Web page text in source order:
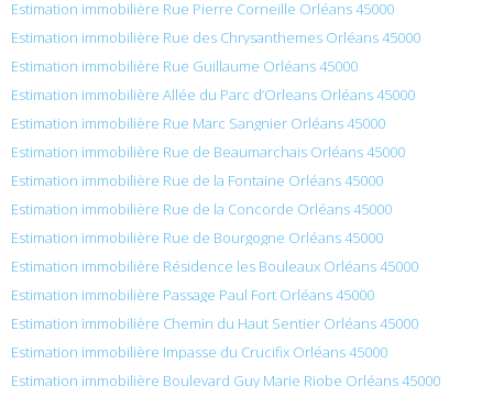
Estimation immobilière Rue Pierre Corneille Orléans 45000
Estimation immobilière Rue des Chrysanthemes Orléans 45000
Estimation immobilière Rue Guillaume Orléans 45000
Estimation immobilière Allée du Parc d’Orleans Orléans 45000
Estimation immobilière Rue Marc Sangnier Orléans 45000
Estimation immobilière Rue de Beaumarchais Orléans 45000
Estimation immobilière Rue de la Fontaine Orléans 45000
Estimation immobilière Rue de la Concorde Orléans 45000
Estimation immobilière Rue de Bourgogne Orléans 45000
Estimation immobilière Résidence les Bouleaux Orléans 45000
Estimation immobilière Passage Paul Fort Orléans 45000
Estimation immobilière Chemin du Haut Sentier Orléans 45000
Estimation immobilière Impasse du Crucifix Orléans 45000
Estimation immobilière Boulevard Guy Marie Riobe Orléans 45000